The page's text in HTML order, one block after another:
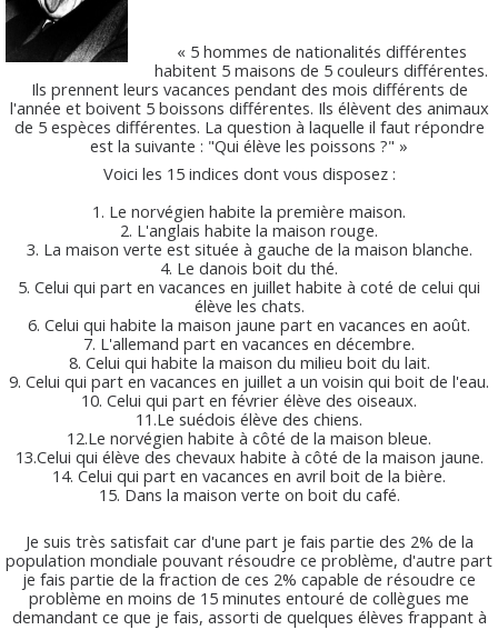
« 5 hommes de nationalités différentes
habitent 5 maisons de 5 couleurs différentes.
Ils prennent leurs vacances pendant des mois différents de
l'année et boivent 5 boissons différentes. Ils élèvent des animaux
de 5 espèces différentes. La question à laquelle il faut répondre
est la suivante : "Qui élève les poissons ?" »
Voici les 15 indices dont vous disposez :
1. Le norvégien habite la première maison.
2. L'anglais habite la maison rouge.
3. La maison verte est située à gauche de la maison blanche.
4. Le danois boit du thé.
5. Celui qui part en vacances en juillet habite à coté de celui qui
élève les chats.
6. Celui qui habite la maison jaune part en vacances en août.
7. L'allemand part en vacances en décembre.
8. Celui qui habite la maison du milieu boit du lait.
9. Celui qui part en vacances en juillet a un voisin qui boit de l'eau.
10. Celui qui part en février élève des oiseaux.
11.Le suédois élève des chiens.
12.Le norvégien habite à côté de la maison bleue.
13.Celui qui élève des chevaux habite à côté de la maison jaune.
14. Celui qui part en vacances en avril boit de la bière.
15. Dans la maison verte on boit du café.
Je suis très satisfait car d'une part je fais partie des 2% de la
population mondiale pouvant résoudre ce problème, d'autre part
je fais partie de la fraction de ces 2% capable de résoudre ce
problème en moins de 15 minutes entouré de collègues me
demandant ce que je fais, assorti de quelques élèves frappant à